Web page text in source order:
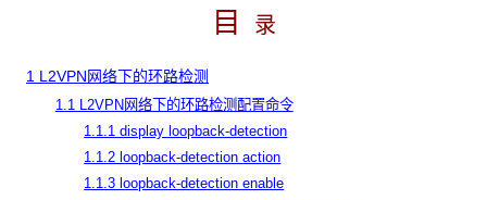
目 录
1 L2VPN网络下的环路检测
1.1 L2VPN网络下的环路检测配置命令
1.1.1 display loopback-detection
1.1.2 loopback-detection action
1.1.3 loopback-detection enable